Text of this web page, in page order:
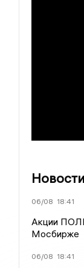
06/08 18:41
Акции
Мосбирже
06/08 18:41